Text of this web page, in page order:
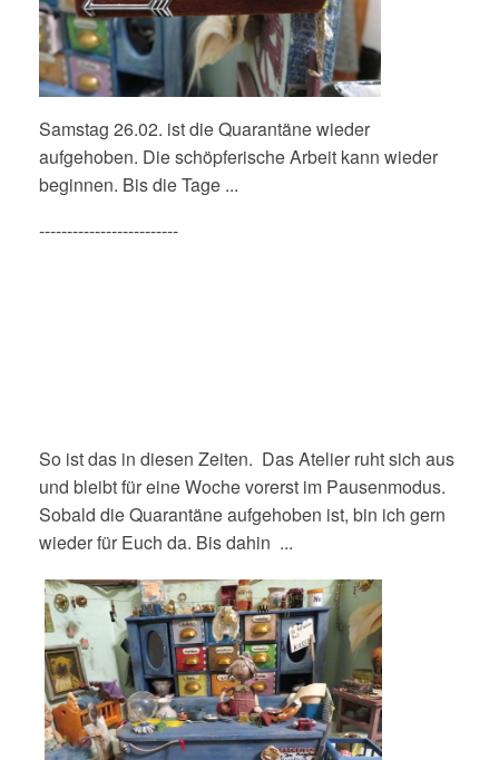
Samstag 26.02. ist die Quarantäne wieder
aufgehoben. Die schöpferische Arbeit kann wieder
beginnen. Bis die Tage ...
-------------------------
So ist das in diesen Zeiten. Das Atelier ruht sich aus
und bleibt für eine Woche vorerst im Pausenmodus.
Sobald die Quarantäne aufgehoben ist, bin ich gern
wieder für Euch da. Bis dahin ...